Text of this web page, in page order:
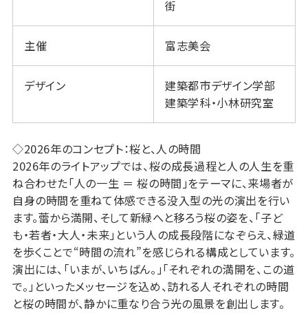
街
主催 富志美会
デザイン
建築都市デザイン学部
建築学科・小林研究室
◇2026年のコンセプト：桜と、人の時間
2026年のライトアップでは、桜の成長過程と人の人生を重
ね合わせた「人の一生 ＝ 桜の時間」をテーマに、来場者が
自身の時間を重ねて体感できる没入型の光の演出を行い
ます。蕾から満開、そして新緑へと移ろう桜の姿を、「子ど
も・若者・大人・未来」という人の成長段階になぞらえ、緑道
を歩くことで“時間の流れ”を感じられる構成としています。
演出には、「いまが、いちばん。」「それぞれの満開を、この道
で。」といったメッセージを込め、訪れる人それぞれの時間
と桜の時間が、静かに重なり合う光の風景を創出します。